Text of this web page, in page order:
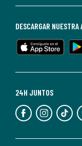
24H JUNTOS
DESCARGAR NUESTRA